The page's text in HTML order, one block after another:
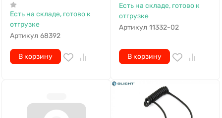
Есть на складе, готово к
отгрузке
Артикул 68392
В корзину
Есть на складе, готово к
отгрузке
Артикул 11332-02
В корзину